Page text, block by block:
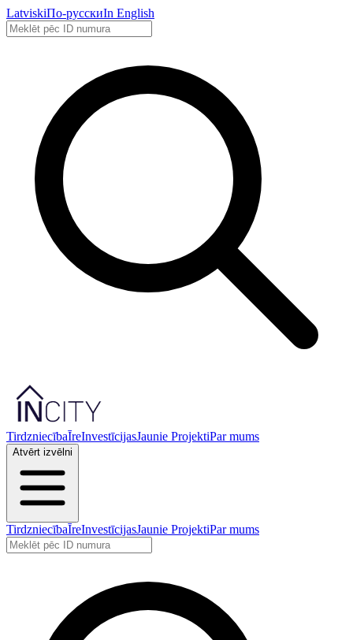
LatviskiПо-русскиIn English
TirdzniecībaĪreInvestīcijasJaunie ProjektiPar mums
Atvērt izvēlni
TirdzniecībaĪreInvestīcijasJaunie ProjektiPar mums